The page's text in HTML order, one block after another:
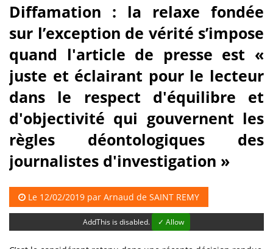
Diffamation : la relaxe fondée
sur l’exception de vérité s’impose
quand l'article de presse est «
juste et éclairant pour le lecteur
dans le respect d'équilibre et
d'objectivité qui gouvernent les
règles déontologiques des
journalistes d'investigation »
Le 12/02/2019 par Arnaud de SAINT REMY
AddThis is disabled. ✓ Allow